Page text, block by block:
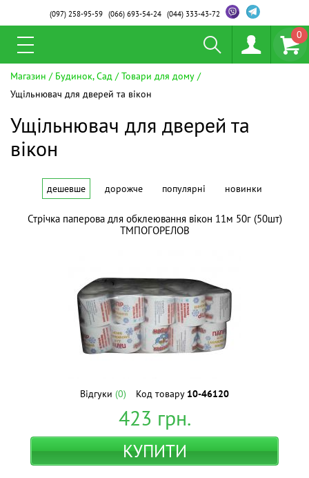
(097)258-95-59 (066)693-54-24 (044)333-43-72
0
Магазин Будинок, Сад
Товари для дому
Ущільнювач для дверей та вікон
Ущільнювач для дверей та
вікон
дешевше дорожче популярні новинки
Стрiчка паперова для обклеювання вiкон 11м 50г (50шт)
ТМПОГОРЕЛОВ
Відгуки (0) Код товару 10-46120
423 грн.
КУПИТИ